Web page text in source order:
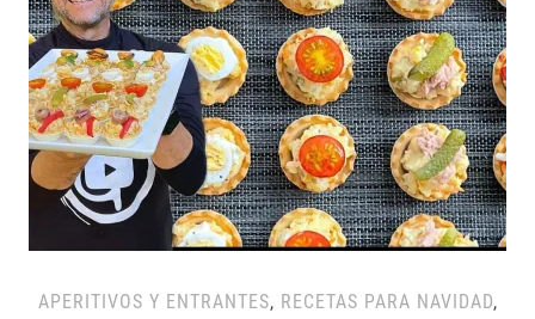
APERITIVOS Y ENTRANTES, RECETAS PARA NAVIDAD,